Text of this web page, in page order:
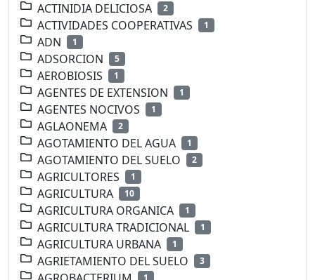
ACTINIDIA DELICIOSA 2
ACTIVIDADES COOPERATIVAS 1
ADN 1
ADSORCION 5
AEROBIOSIS 1
AGENTES DE EXTENSION 1
AGENTES NOCIVOS 1
AGLAONEMA 2
AGOTAMIENTO DEL AGUA 1
AGOTAMIENTO DEL SUELO 2
AGRICULTORES 1
AGRICULTURA 10
AGRICULTURA ORGANICA 1
AGRICULTURA TRADICIONAL 1
AGRICULTURA URBANA 1
AGRIETAMIENTO DEL SUELO 3
1